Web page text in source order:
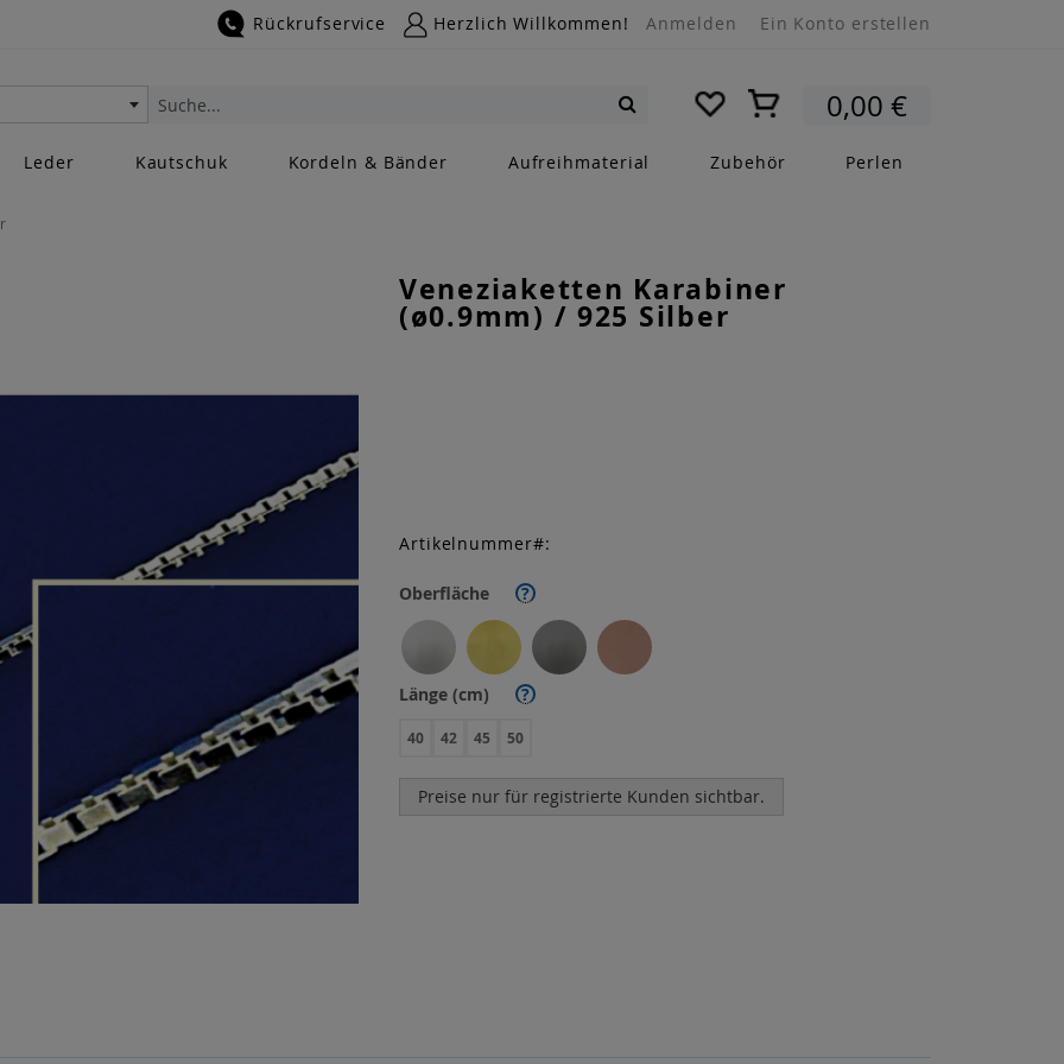
Rückrufservice Herzlich Willkommen! Anmelden Ein Konto erstellen
Mein Warenkorb
0,00 €
Suche
Leder Kautschuk Kordeln & Bänder Aufreihmaterial Zubehör Perlen
Veneziaketten Karabiner
(ø0.9mm) / 925 Silber
Oberfläche ?
Länge (cm) ?
40 42 45 50
Preise nur für registrierte Kunden sichtbar.
Artikelnummer